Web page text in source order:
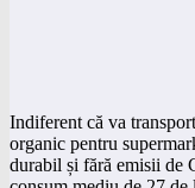
Indiferent că va
organic pentru
durabil și fără emisii de